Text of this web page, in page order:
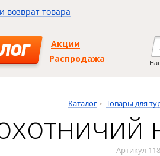
возврат товара
Акции
Распродажа
Каталог Товары для
Артикул